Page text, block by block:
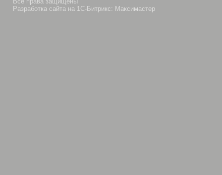
Разработка сайта на 1С-Битрикс: Максимастер